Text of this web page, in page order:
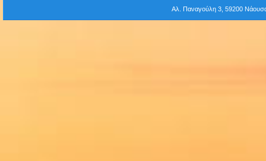
Αλ. Παναγούλη 3, 59200